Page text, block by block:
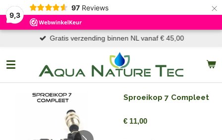
9,3
97 Reviews ×
Gratis verzending binnen NL vanaf € 45,00
Sproeikop 7 Compleet
€ 11,00